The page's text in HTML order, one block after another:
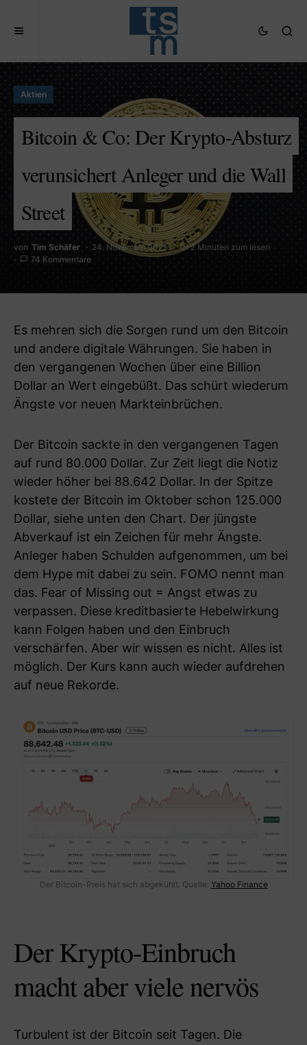
Aktien
Bitcoin & Co: Der Krypto-Absturz
verunsichert Anleger und die Wall
Street
von Tim Schäfer 24. November 2025
2 Minuten zum lesen
74 Kommentare
Es mehren sich die Sorgen rund um den Bitcoin
und andere digitale Währungen. Sie haben in
den vergangenen Wochen über eine Billion
Dollar an Wert eingebüßt. Das schürt wiederum
Ängste vor neuen Markteinbrüchen.
Der Bitcoin sackte in den vergangenen Tagen
auf rund 80.000 Dollar. Zur Zeit liegt die Notiz
wieder höher bei 88.642 Dollar. In der Spitze
kostete der Bitcoin im Oktober schon 125.000
Dollar, siehe unten den Chart. Der jüngste
Abverkauf ist ein Zeichen für mehr Ängste.
Anleger haben Schulden aufgenommen, um bei
dem Hype mit dabei zu sein. FOMO nennt man
das. Fear of Missing out = Angst etwas zu
verpassen. Diese kreditbasierte Hebelwirkung
kann Folgen haben und den Einbruch
verschärfen. Aber wir wissen es nicht. Alles ist
möglich. Der Kurs kann auch wieder aufdrehen
auf neue Rekorde.
Der Bitcoin-Preis hat sich abgekühlt. Quelle: Yahoo Finance
Der Krypto-Einbruch
macht aber viele nervös
Turbulent ist der Bitcoin seit Tagen. Die